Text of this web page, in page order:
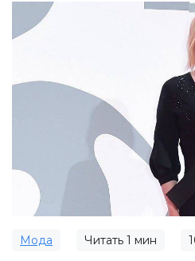
Мода Читать 1 мин